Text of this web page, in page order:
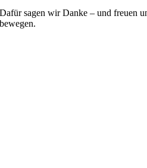
Dafür sagen wir Danke – und freuen
bewegen.